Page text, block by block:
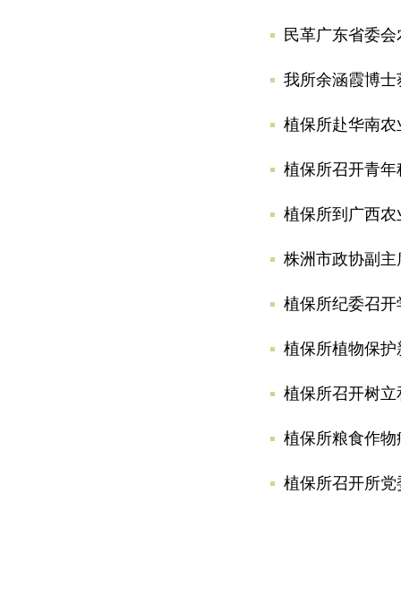
民革广东省委
我所余涵霞博
植保所赴华南
植保所召开青
植保所到广西
株洲市政协副
植保所纪委召
植保所植物保
植保所召开树
植保所粮食作
植保所召开所